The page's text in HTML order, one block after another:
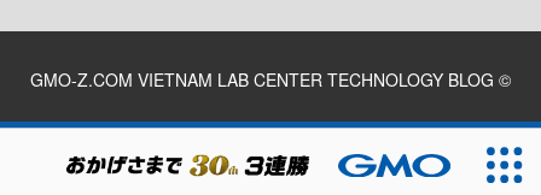
GMO-Z.COM VIETNAM LAB CENTER TECHNOLOGY BLOG ©
2026